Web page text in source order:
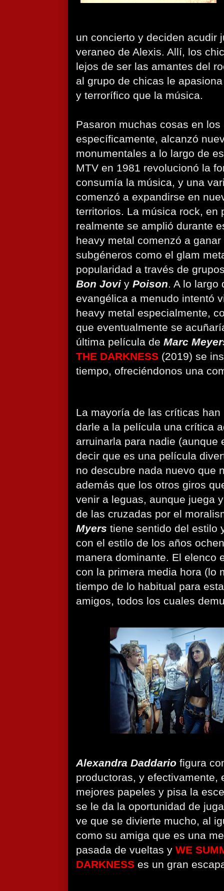
un concierto y deciden acudir
veraneo de Alexis. Allí, los
lejos de ser las amantes del
al grupo de chicas le
y terrorífico que la música.
Pasaron muchas cosas en
específicamente, alcanzó
monumentales a lo largo de
MTV en 1981 revolucionó la
consumía la música, y una
comenzó a expandirse en
territorios. La música rock, en
realmente se amplió durante
heavy metal comenzó a
subgéneros como el glam
popularidad a través de
Bon Jovi y Poison. A lo largo
evangélica a menudo intentó
heavy metal especialmente,
que eventualmente se
última película de Marc
THE DARKNESS (2019) se
tiempo, ofreciéndonos una
La mayoría de las críticas
darle a la película una crítica
arruinarla para nadie (aunque
decir que es una película
no descubre nada nuevo que
además que los otros giros
venir a leguas, aunque juega
de las cruzadas por el
Myers tiene sentido del estilo
con el estilo de los años
manera dominante. El elenco
con la primera media hora (lo
tiempo de lo habitual para
amigos, todos los cuales
Alexandra Daddario figura
productoras, y efectivamente,
mejores papeles y pisa la
se le da la oportunidad de
ve que se divierte mucho, al
como su amiga que es una
pasada de vueltas y WE
DARKNESS es un gran